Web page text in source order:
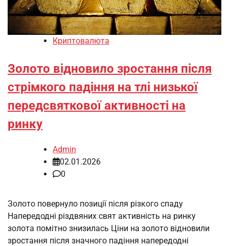
Криптовалюта
Золото відновило зростання після
стрімкого падіння на тлі низької
передсвяткової активності на
ринку
Admin
02.01.2026
0
Золото повернуло позиції після різкого спаду
Напередодні різдвяних свят активність на ринку
золота помітно знизилась Ціни на золото відновили
зростання після значного падіння напередодні